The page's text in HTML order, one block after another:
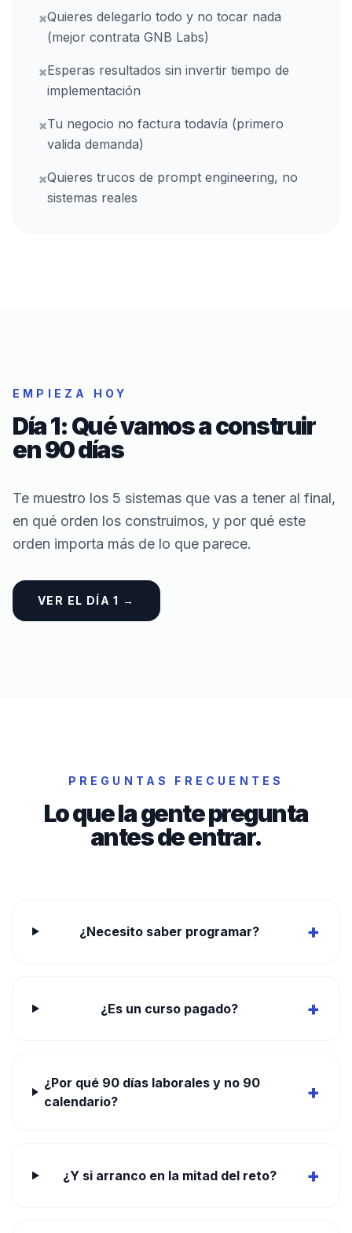
×Quieres delegarlo todo y no tocar nada
(mejor contrata GNB Labs)
×Esperas resultados sin invertir tiempo de
implementación
×Tu negocio no factura todavía (primero
valida demanda)
×Quieres trucos de prompt engineering, no
sistemas reales
EMPIEZA HOY
Día 1:Qué vamos a construir
en 90 días
Te muestro los 5 sistemas que vas a tener al final,
en qué orden los construimos, y por qué este
orden importa más de lo que parece.
VER EL DÍA 1 →
PREGUNTAS FRECUENTES
Lo que la gente pregunta
antes de entrar.
¿Necesito saber programar? +
¿Es un curso pagado? +
¿Por qué 90 días laborales y no 90
calendario?
+
¿Y si arranco en la mitad del reto? +